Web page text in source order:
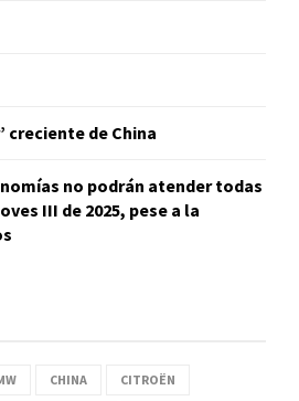
creciente de China
no podrán atender todas
III de 2025, pese a la
CHINA CITROËN